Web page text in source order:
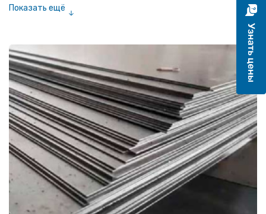
Показать ещё